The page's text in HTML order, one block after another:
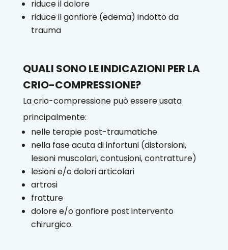
riduce il dolore
riduce il gonfiore (edema) indotto da
trauma
QUALI SONO LE INDICAZIONI PER LA
CRIO-COMPRESSIONE?
La crio-compressione può essere usata
principalmente:
nelle terapie post-traumatiche
nella fase acuta di infortuni (distorsioni,
lesioni muscolari, contusioni, contratture)
lesioni e/o dolori articolari
artrosi
fratture
dolore e/o gonfiore post intervento
chirurgico.